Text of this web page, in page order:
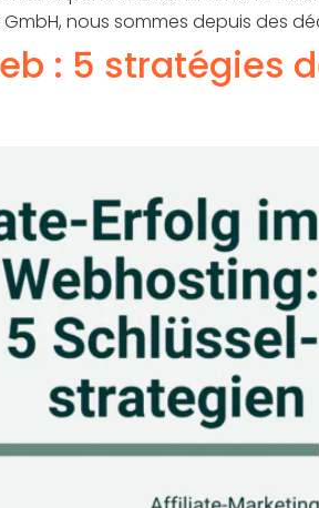
nous sommes depuis des
: 5 stratégies